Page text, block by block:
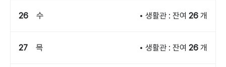
26 수 생활관 : 잔여 26 개
27 목 생활관 : 잔여 26 개